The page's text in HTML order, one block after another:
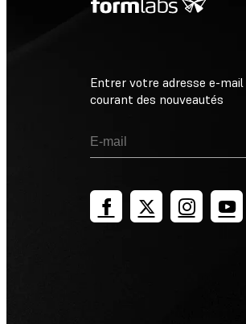
Entrer votre adresse e-
courant des nouveautés